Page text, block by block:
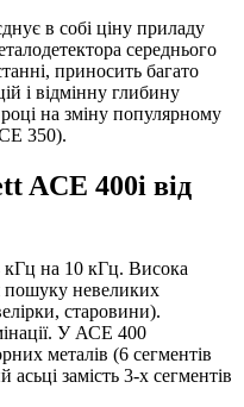
в собі ціну приладу
середнього
приносить багато
і відмінну глибину
на зміну популярному
350).
ACE 400i від
кГц на 10 кГц. Висока
пошуку невеликих
старовини).
У АСЕ 400
металів (6 сегментів
замість 3-х сегментів